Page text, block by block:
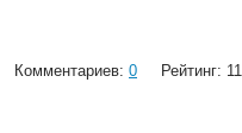
Комментариев: 0
Рейтинг: 11